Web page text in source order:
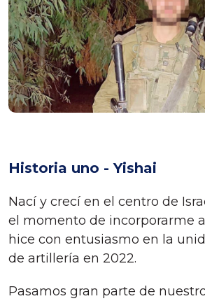
Historia uno - Yishai
Nací y crecí en el centro de
el momento de incorporarme
hice con entusiasmo en la
de artillería en 2022.
Pasamos gran parte de